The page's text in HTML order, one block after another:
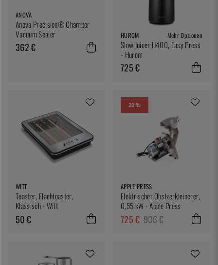
ANOVA
Anova Precision® Chamber
Vacuum Sealer
362 €
HUROM Mehr Optionen
Slow juicer H400, Easy Press
- Hurom
725 €
WITT
Toaster, Flachtoaster,
Klassisch - Witt
50 €
20 %
APPLE PRESS
Elektrischer Obstzerkleinerer,
0,55 kW - Apple Press
725 € 906 €